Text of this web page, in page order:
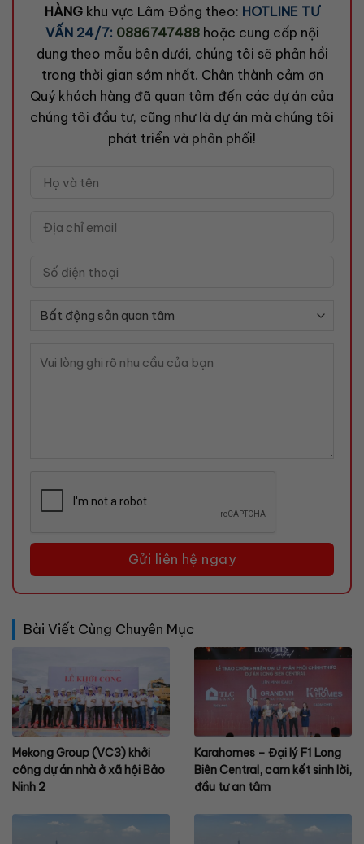
HÀNGkhu vực Lâm Đồng theo: HOTLINE TƯ
VẤN 24/7: 0886747488 hoặc cung cấp nội
dung theo mẫu bên dưới, chúng tôi sẽ phản hồi
trong thời gian sớm nhất. Chân thành cảm ơn
Quý khách hàng đã quan tâm đến các dự án của
chúng tôi đầu tư, cũng như là dự án mà chúng tôi
phát triển và phân phối!
Bài Viết Cùng Chuyên Mục
Mekong Group (VC3) khởi
công dự án nhà ở xã hội Bảo
Ninh 2
Karahomes – Đại lý F1 Long
Biên Central, cam kết sinh lời,
đầu tư an tâm